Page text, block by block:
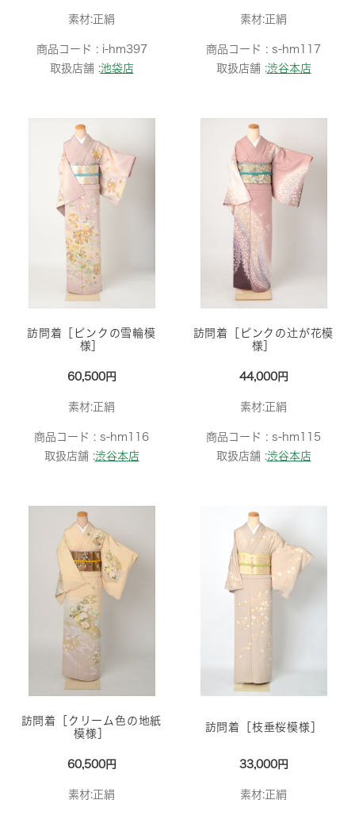
素材:正絹
商品コード : i-hm397
取扱店舗 :池袋店
素材:正絹
商品コード : s-hm117
取扱店舗 :渋谷本店
訪問着［ピンクの雪輪模
様］
60,500円
素材:正絹
商品コード : s-hm116
取扱店舗 :渋谷本店
訪問着［ピンクの辻が花模
様］
44,000円
素材:正絹
商品コード : s-hm115
取扱店舗 :渋谷本店
訪問着［クリーム色の地紙
模様］
60,500円
素材:正絹
訪問着［枝垂桜模様］
33,000円
素材:正絹